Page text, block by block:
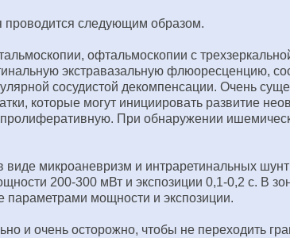
проводится следующим образом.
офтальмоскопии с
экстравазальную флюоресценцию,
сосудистой декомпенсации. Очень
которые могут инициировать развитие
При обнаружении
микроаневризм и интраретинальных
200-300 мВт и экспозиции 0,1-0,2 с. В
параметрами мощности и экспозиции.
и очень осторожно, чтобы не переходить